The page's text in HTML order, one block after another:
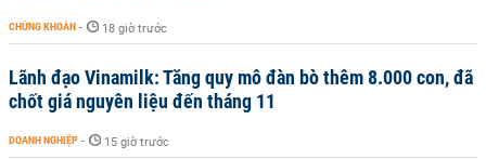
CHỨNG KHOÁN - 18 giờ trước
Lãnh đạo Vinamilk: Tăng quy mô đàn bò thêm 8.000 con, đã
chốt giá nguyên liệu đến tháng 11
DOANH NGHIỆP - 15 giờ trước